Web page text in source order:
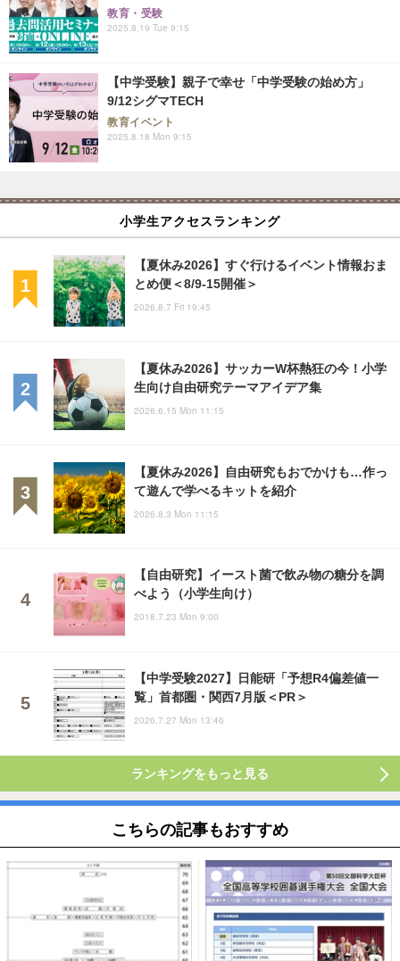
教育・受験
2025.8.19 Tue 9:15
【中学受験】親子で幸せ「中学受験の始め方」
9/12シグマTECH
教育イベント
2025.8.18 Mon 9:15
小学生アクセスランキング
【夏休み2026】すぐ行けるイベント情報おま
とめ便＜8/9-15開催＞
2026.8.7 Fri 19:45
【夏休み2026】サッカーW杯熱狂の今！小学
生向け自由研究テーマアイデア集
2026.6.15 Mon 11:15
【夏休み2026】自由研究もおでかけも…作っ
て遊んで学べるキットを紹介
2026.8.3 Mon 11:15
【自由研究】イースト菌で飲み物の糖分を調
べよう（小学生向け）
2018.7.23 Mon 9:00
【中学受験2027】日能研「予想R4偏差値一
覧」首都圏・関西7月版＜PR＞
2026.7.27 Mon 13:46
ランキングをもっと見る
こちらの記事もおすすめ